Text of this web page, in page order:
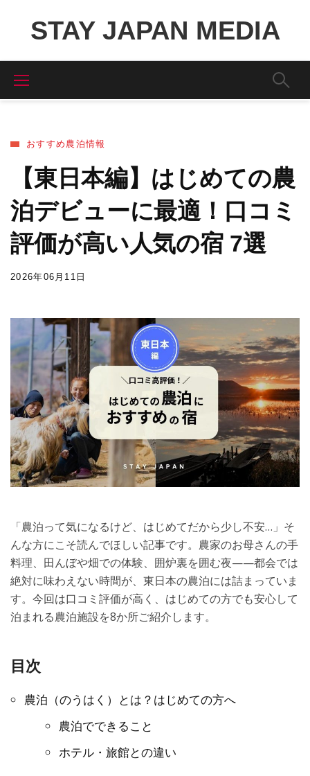
STAY JAPAN MEDIA
おすすめ農泊情報
【東日本編】はじめての農
泊デビューに最適！口コミ
評価が高い人気の宿 7選
2026年06月11日
「農泊って気になるけど、はじめてだから少し不安…」そ
んな方にこそ読んでほしい記事です。農家のお母さんの手
料理、田んぼや畑での体験、囲炉裏を囲む夜——都会では
絶対に味わえない時間が、東日本の農泊には詰まっていま
す。今回は口コミ評価が高く、はじめての方でも安心して
泊まれる農泊施設を8か所ご紹介します。
目次
農泊（のうはく）とは？はじめての方へ
農泊でできること
ホテル・旅館との違い